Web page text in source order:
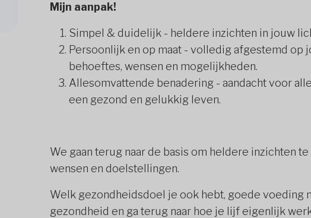
Mijn aanpak!
Simpel & duidelijk - heldere inzichten in jouw
Persoonlijk en op maat - volledig afgestemd op
behoeftes, wensen en mogelijkheden.
Allesomvattende benadering - aandacht voor
een gezond en gelukkig leven.
We gaan terug naar de basis om heldere inzichten
wensen en doelstellingen.
Welk gezondheidsdoel je ook hebt, goede voeding
gezondheid en ga terug naar hoe je lijf eigenlijk